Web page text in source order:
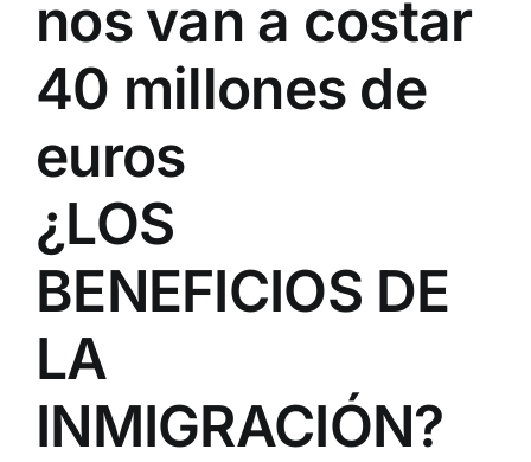
nos van a costar
40 millones de
euros
¿LOS
BENEFICIOS DE
LA
INMIGRACIÓN?